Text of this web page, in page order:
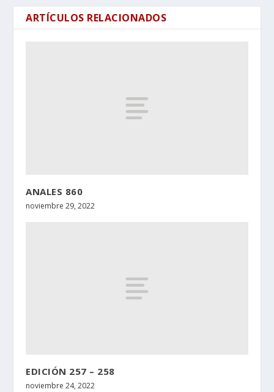
ARTÍCULOS RELACIONADOS
ANALES 860
noviembre 29, 2022
EDICIÓN 257 – 258
noviembre 24, 2022